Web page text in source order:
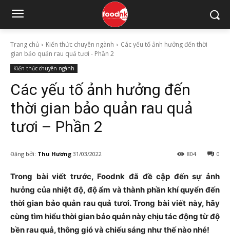
Trang chủ Kiến thức chuyên ngành
Các yếu tố ảnh hưởng đến thời
gian bảo quản rau quả tươi - Phần 2
Kiến thức chuyên ngành
Các yếu tố ảnh hưởng đến
thời gian bảo quản rau quả
tươi – Phần 2
Đăng bởi: Thu Hương 31/03/2022 0
804
Trong bài viết trước, Foodnk đã đề cập đến sự ảnh
hưởng của nhiệt độ, độ ẩm và thành phần khí quyển đến
thời gian bảo quản rau quả tươi. Trong bài viết này, hãy
cùng tìm hiểu thời gian bảo quản này chịu tác động từ độ
bền rau quả, thông gió và chiếu sáng như thế nào nhé!